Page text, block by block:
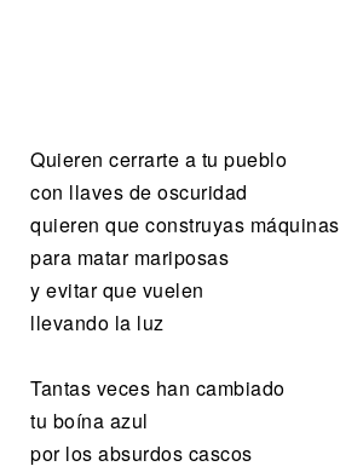
Quieren cerrarte a tu pueblo
con llaves de oscuridad
quieren que construyas máquinas
para matar mariposas
y evitar que vuelen
llevando la luz
Tantas veces han cambiado
tu boína azul
por los absurdos cascos